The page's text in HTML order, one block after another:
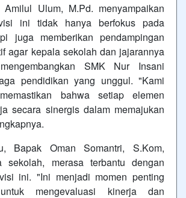
Ulum, M.Pd. menyampaikan
ini tidak hanya berfokus pada
juga memberikan pendampingan
agar kepala sekolah dan jajarannya
SMK Nur Insani
pendidikan yang unggul. "Kami
bahwa setiap elemen
secara sinergis dalam memajukan
Bapak Oman Somantri, S.Kom,
sekolah, merasa terbantu dengan
ini. "Ini menjadi momen penting
mengevaluasi kinerja dan